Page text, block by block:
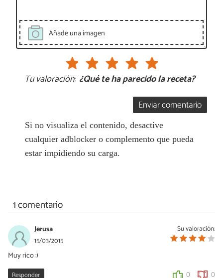
Añade una imagen
Tu valoración: ¿Qué te ha parecido la receta?
Enviar comentario
Si no visualiza el contenido, desactive
cualquier adblocker o complemento que pueda
estar impidiendo su carga.
1 comentario
Su valoración:
Jerusa
15/03/2015
Muy rico :)
Responder 0 0